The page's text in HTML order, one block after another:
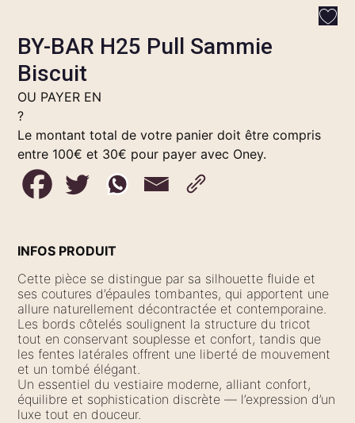
BY-BAR H25 Pull Sammie
Biscuit
OU PAYER EN
?
Le montant total de votre panier doit être compris
entre 100€ et 30€ pour payer avec Oney.
INFOS PRODUIT
Cette pièce se distingue par sa silhouette fluide et
ses coutures d’épaules tombantes, qui apportent une
allure naturellement décontractée et contemporaine.
Les bords côtelés soulignent la structure du tricot
tout en conservant souplesse et confort, tandis que
les fentes latérales offrent une liberté de mouvement
et un tombé élégant.
Un essentiel du vestiaire moderne, alliant confort,
équilibre et sophistication discrète — l’expression d’un
luxe tout en douceur.